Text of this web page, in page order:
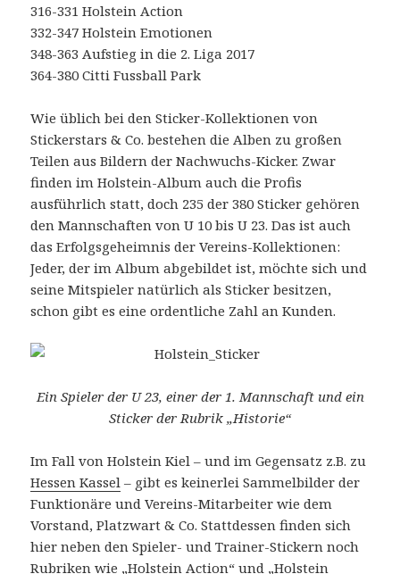
316-331 Holstein Action
332-347 Holstein Emotionen
348-363 Aufstieg in die 2. Liga 2017
364-380 Citti Fussball Park
Wie üblich bei den Sticker-Kollektionen von
Stickerstars & Co. bestehen die Alben zu großen
Teilen aus Bildern der Nachwuchs-Kicker. Zwar
finden im Holstein-Album auch die Profis
ausführlich statt, doch 235 der 380 Sticker gehören
den Mannschaften von U 10 bis U 23. Das ist auch
das Erfolgsgeheimnis der Vereins-Kollektionen:
Jeder, der im Album abgebildet ist, möchte sich und
seine Mitspieler natürlich als Sticker besitzen,
schon gibt es eine ordentliche Zahl an Kunden.
Ein Spieler der U 23, einer der 1. Mannschaft und ein
Sticker der Rubrik „Historie“
Im Fall von Holstein Kiel – und im Gegensatz z.B. zu
Hessen Kassel – gibt es keinerlei Sammelbilder der
Funktionäre und Vereins-Mitarbeiter wie dem
Vorstand, Platzwart & Co. Stattdessen finden sich
hier neben den Spieler- und Trainer-Stickern noch
Rubriken wie „Holstein Action“ und „Holstein